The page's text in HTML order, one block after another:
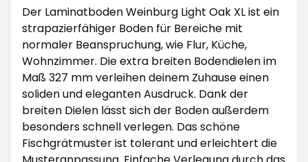
Der Laminatboden Weinburg Light Oak XL ist ein
strapazierfähiger Boden für Bereiche mit
normaler Beanspruchung, wie Flur, Küche,
Wohnzimmer. Die extra breiten Bodendielen im
Maß 327 mm verleihen deinem Zuhause einen
soliden und eleganten Ausdruck. Dank der
breiten Dielen lässt sich der Boden außerdem
besonders schnell verlegen. Das schöne
Fischgrätmuster ist tolerant und erleichtert die